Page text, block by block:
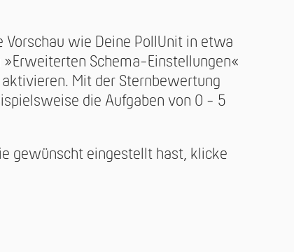
Vorschau wie Deine PollUnit in etwa
Schema-Einstellungen«
Mit der Sternbewertung
die Aufgaben von 0 - 5
gewünscht eingestellt hast, klicke